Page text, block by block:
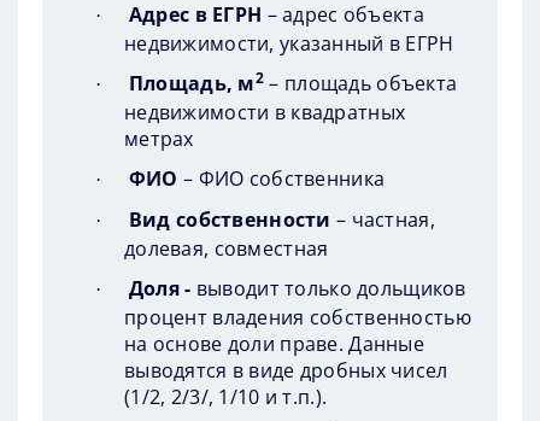
· Адрес в ЕГРН – адрес объекта
недвижимости, указанный в ЕГРН
· Площадь, м2 – площадь объекта
недвижимости в квадратных
метрах
· ФИО – ФИО собственника
· Вид собственности – частная,
долевая, совместная
· Доля - выводит только дольщиков
процент владения собственностью
на основе доли праве. Данные
выводятся в виде дробных чисел
(1/2, 2/3/, 1/10 и т.п.).